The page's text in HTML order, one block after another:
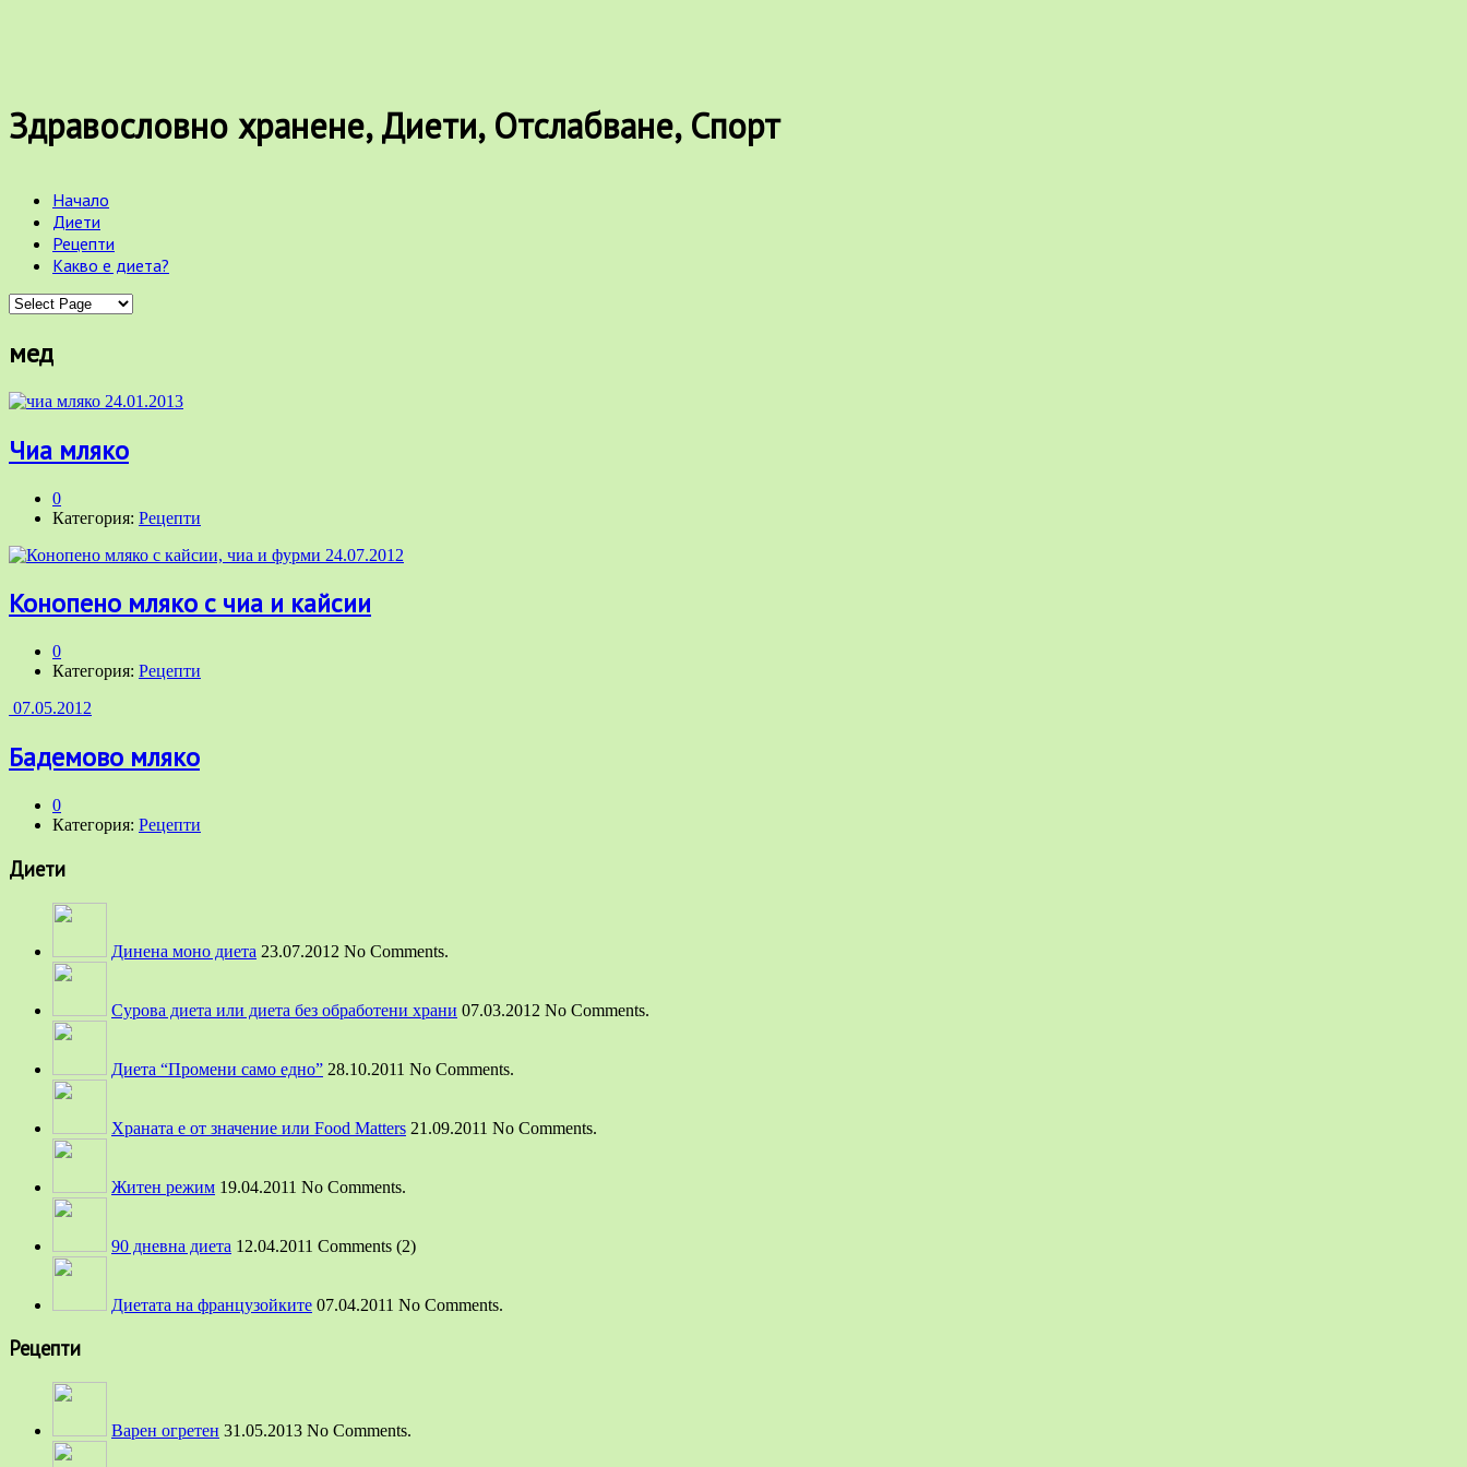
Здравословно хранене, Диети, Отслабване, Спорт
Начало
Диети
Рецепти
Какво е диета?
мед
24.01.2013
Чиа мляко
0
Категория: Рецепти
24.07.2012
Конопено мляко с чиа и кайсии
0
Категория: Рецепти
07.05.2012
Бадемово мляко
0
Категория: Рецепти
Диети
Динена моно диета 23.07.2012 No Comments.
Сурова диета или диета без обработени храни 07.03.2012 No Comments.
Диета “Промени само едно” 28.10.2011 No Comments.
Храната е от значение или Food Matters 21.09.2011 No Comments.
Житен режим 19.04.2011 No Comments.
90 дневна диета 12.04.2011 Comments (2)
Диетата на французойките 07.04.2011 No Comments.
Рецепти
Варен огретен 31.05.2013 No Comments.